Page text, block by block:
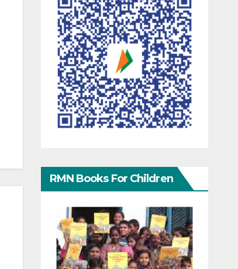
RMN Books For Children